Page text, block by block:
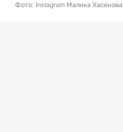
Фото: Instagram Малика Хасенова